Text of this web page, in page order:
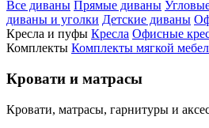
Все диваны Прямые диваны
диваны и уголки Детские диваны
Кресла и пуфы Кресла Офисные
Комплекты Комплекты мягкой
Кровати и матрасы
Кровати, матрасы, гарнитуры и